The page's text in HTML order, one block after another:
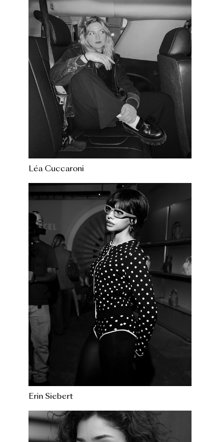
Léa Cuccaroni
Erin Siebert